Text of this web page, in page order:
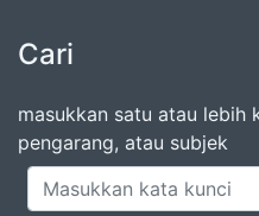
Cari
masukkan satu atau lebih
pengarang, atau subjek